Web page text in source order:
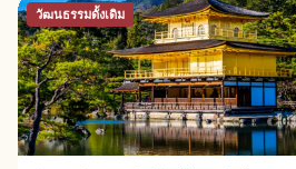
วัฒนธรรมดั้งเดิม